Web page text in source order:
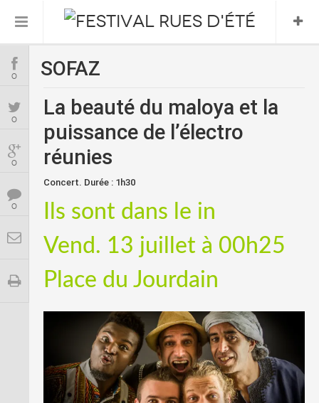
Informations Pratiques
L’association
Le Festival
FESTIVAL 2026
0
0
0
0
SOFAZ
La beauté du maloya et la
puissance de l’électro
réunies
Concert. Durée : 1h30
Ils sont dans le in
Vend. 13 juillet à 00h25
Place du Jourdain